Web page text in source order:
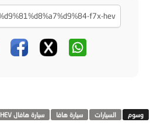
السيارات سيارة هافا سيارة هافال F7X HEV